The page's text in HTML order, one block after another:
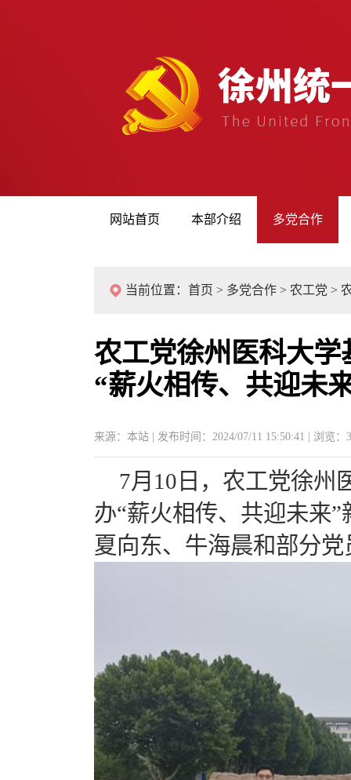
网站首页 本部介绍 多党合作
当前位置： 首页 > 多党合作 > 农工党 >
农工党徐州医科大
“薪火相传、共迎未
来源：本站 | 发布时间：2024/07/11 15:50:41 | 浏览：
7月10日，农工党徐州
办“薪火相传、共迎未来
夏向东、牛海晨和部分党